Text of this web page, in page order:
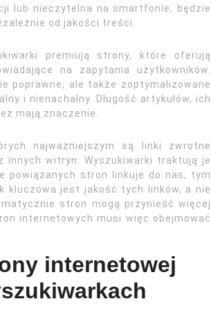
lub nieczytelna na smartfonie, będzie
od jakości treści.
premiują strony, które oferują
na zapytania użytkowników.
poprawne, ale także zoptymalizowane
i nienachalny. Długość artykułów, ich
mają znaczenie.
najważniejszym są linki zwrotne
innych witryn. Wyszukiwarki traktują je
powiązanych stron linkuje do nas, tym
kluczowa jest jakość tych linków, a nie
stron mogą przynieść więcej
internetowych musi więc obejmować
internetowej